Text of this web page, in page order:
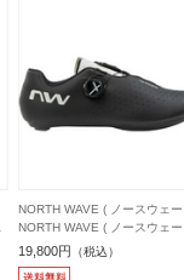
PEARL-IZUMI ( パールイズミ
PEARL-IZUMI ( パールイズミ
ャップ 474 プリント サイク
23%OFF 3,200円